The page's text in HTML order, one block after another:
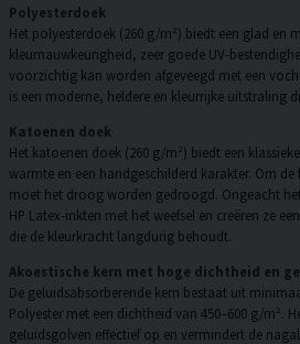
Polyesterdoek
Het polyesterdoek (260 g/m²) biedt een glad en
kleurnauwkeurigheid, zeer goede UV-
voorzichtig kan worden afgeveegd met een
is een moderne, heldere en kleurrijke uitstraling
Katoenen doek
Het katoenen doek (260 g/m²) biedt een
warmte en een handgeschilderd karakter. Om
moet het droog worden gedroogd. Ongeacht
HP Latex-inkten met het weefsel en creëren ze
die de kleurkracht langdurig behoudt.
Akoestische kern met hoge dichtheid en
De geluidsabsorberende kern bestaat uit
Polyester met een dichtheid van 450–600 g/m².
geluidsgolven effectief op en vermindert de